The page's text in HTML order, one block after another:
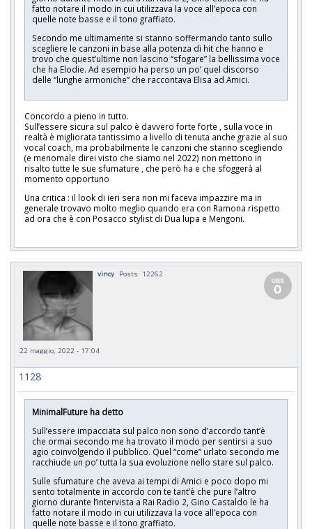
fatto notare il modo in cui utilizzava la voce all’epoca con
quelle note basse e il tono graffiato.
Secondo me ultimamente si stanno soffermando tanto sullo
scegliere le canzoni in base alla potenza di hit che hanno e
trovo che quest’ultime non lascino “sfogare” la bellissima voce
che ha Elodie. Ad esempio ha perso un po’ quel discorso
delle “lunghe armoniche” che raccontava Elisa ad Amici.
Concordo a pieno in tutto.
Sull’essere sicura sul palco è davvero forte forte , sulla voce in
realtà è migliorata tantissimo a livello di tenuta anche grazie al suo
vocal coach, ma probabilmente le canzoni che stanno scegliendo
(e menomale direi visto che siamo nel 2022) non mettono in
risalto tutte le sue sfumature , che però ha e che sfoggerà al
momento opportuno
Una critica : il look di ieri sera non mi faceva impazzire ma in
generale trovavo molto meglio quando era con Ramona rispetto
ad ora che è con Posacco stylist di Dua lupa e Mengoni.
vincy Posts: 12262
22 maggio, 2022 - 17:04
1128
MinimalFuture ha detto
Sull’essere impacciata sul palco non sono d’accordo tant’è
che ormai secondo me ha trovato il modo per sentirsi a suo
agio coinvolgendo il pubblico. Quel “come” urlato secondo me
racchiude un po’ tutta la sua evoluzione nello stare sul palco.
Sulle sfumature che aveva ai tempi di Amici e poco dopo mi
sento totalmente in accordo con te tant’è che pure l’altro
giorno durante l’intervista a Rai Radio 2, Gino Castaldo le ha
fatto notare il modo in cui utilizzava la voce all’epoca con
quelle note basse e il tono graffiato.